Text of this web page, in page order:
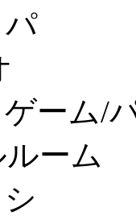
ーム/
ーム